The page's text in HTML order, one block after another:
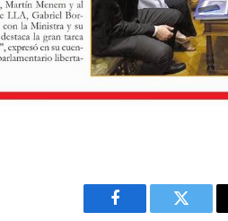
Facebook Twitter